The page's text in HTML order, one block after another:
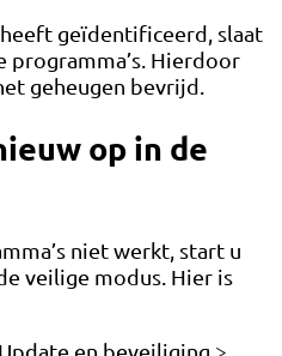
geïdentificeerd, slaat
programma’s. Hierdoor
geheugen bevrijd.
op in de
niet werkt, start u
veilige modus. Hier is
en beveiliging >